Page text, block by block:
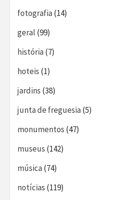
fotografia(14)
geral (99)
história(7)
hoteis (1)
jardins (38)
junta de freguesia(5)
monumentos (47)
museus (142)
música(74)
notícias (119)